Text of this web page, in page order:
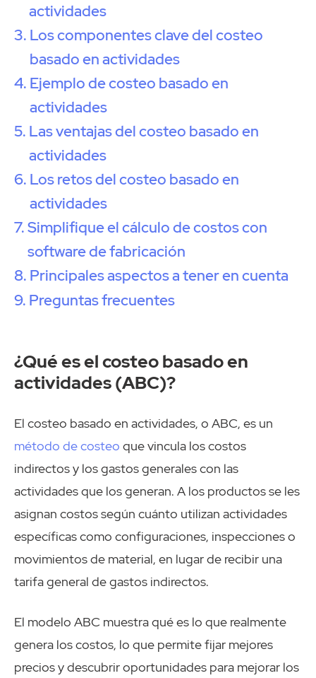
actividades
Los componentes clave del costeo
basado en actividades
Ejemplo de costeo basado en
actividades
Las ventajas del costeo basado en
actividades
Los retos del costeo basado en
actividades
Simplifique el cálculo de costos con
software de fabricación
Principales aspectos a tener en cuenta
Preguntas frecuentes
¿Qué es el costeo basado en
actividades (ABC)?
El costeo basado en actividades, o ABC, es un
método de costeo que vincula los costos
indirectos y los gastos generales con las
actividades que los generan. A los productos se les
asignan costos según cuánto utilizan actividades
específicas como configuraciones, inspecciones o
movimientos de material, en lugar de recibir una
tarifa general de gastos indirectos.
El modelo ABC muestra qué es lo que realmente
genera los costos, lo que permite fijar mejores
precios y descubrir oportunidades para mejorar los